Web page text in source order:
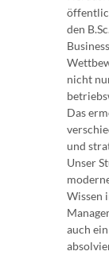
den
nicht
Das
und
Unser
Wissen
auch